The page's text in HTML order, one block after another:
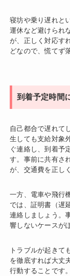
寝坊や乗り遅れと
運休など避けられ
が、正しく対応す
どなので、慌てず
到着予定時間
自己都合で遅れて
生しても支給対象
ぐ連絡し、到着予
す。事前に共有さ
が、交通費を正し
一方、電車や飛行
では、証明書（遅
連絡しましょう。
響しないケースが
トラブルが起きて
を徹底すれば大丈
行動することです。